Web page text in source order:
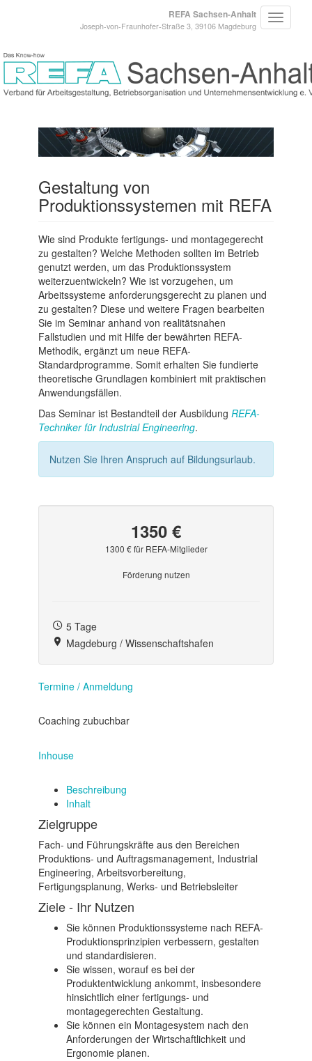
REFA Sachsen-Anhalt
Joseph-von-Fraunhofer-Straße 3, 39106 Magdeburg
Gestaltung von
Produktionssystemen mit REFA
Wie sind Produkte fertigungs- und montagegerecht
zu gestalten? Welche Methoden sollten im Betrieb
genutzt werden, um das Produktionssystem
weiterzuentwickeln? Wie ist vorzugehen, um
Arbeitssysteme anforderungsgerecht zu planen und
zu gestalten? Diese und weitere Fragen bearbeiten
Sie im Seminar anhand von realitätsnahen
Fallstudien und mit Hilfe der bewährten REFA-
Methodik, ergänzt um neue REFA-
Standardprogramme. Somit erhalten Sie fundierte
theoretische Grundlagen kombiniert mit praktischen
Anwendungsfällen.
Das Seminar ist Bestandteil der Ausbildung REFA-
Techniker für Industrial Engineering.
Nutzen Sie Ihren Anspruch auf Bildungsurlaub.
1350 €
1300 € für REFA-Mitglieder
Förderung nutzen
5 Tage
Magdeburg / Wissenschaftshafen
Termine / Anmeldung
Coaching zubuchbar
Inhouse
Beschreibung
Inhalt
Zielgruppe
Fach- und Führungskräfte aus den Bereichen
Produktions- und Auftragsmanagement, Industrial
Engineering, Arbeitsvorbereitung,
Fertigungsplanung, Werks- und Betriebsleiter
Ziele - Ihr Nutzen
Sie können Produktionssysteme nach REFA-
Produktionsprinzipien verbessern, gestalten
und standardisieren.
Sie wissen, worauf es bei der
Produktentwicklung ankommt, insbesondere
hinsichtlich einer fertigungs- und
montagegerechten Gestaltung.
Sie können ein Montagesystem nach den
Anforderungen der Wirtschaftlichkeit und
Ergonomie planen.